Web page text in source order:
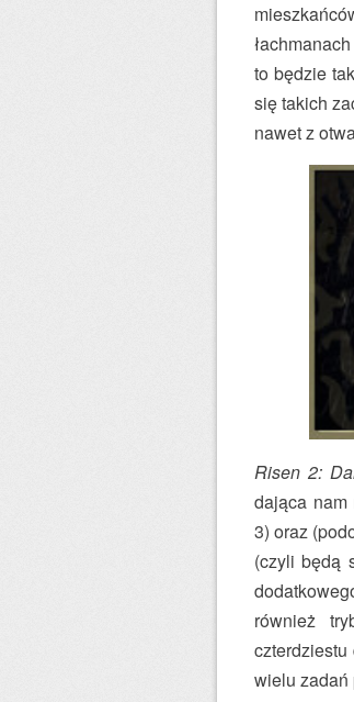
to będzie
się takich
nawet z
Risen 2:
dająca
3) oraz
(czyli będą
również
wielu zadań